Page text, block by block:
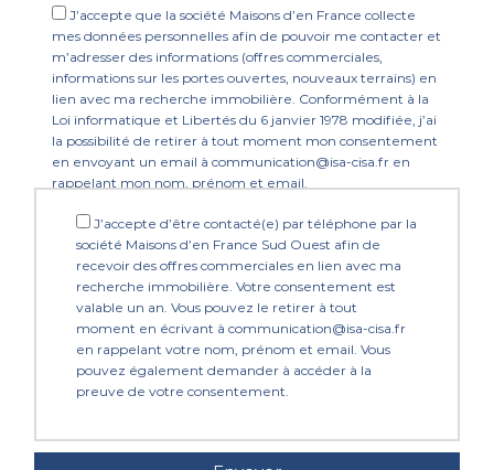
J’accepte que la société Maisons d’en France collecte
mes données personnelles afin de pouvoir me contacter et
m’adresser des informations (offres commerciales,
informations sur les portes ouvertes, nouveaux terrains) en
lien avec ma recherche immobilière. Conformément à la
Loi informatique et Libertés du 6 janvier 1978 modifiée, j’ai
la possibilité de retirer à tout moment mon consentement
en envoyant un email à communication@isa-cisa.fr en
rappelant mon nom, prénom et email.
J’accepte d’être contacté(e) par téléphone par la
société Maisons d’en France Sud Ouest afin de
recevoir des offres commerciales en lien avec ma
recherche immobilière. Votre consentement est
valable un an. Vous pouvez le retirer à tout
moment en écrivant à communication@isa-cisa.fr
en rappelant votre nom, prénom et email. Vous
pouvez également demander à accéder à la
preuve de votre consentement.